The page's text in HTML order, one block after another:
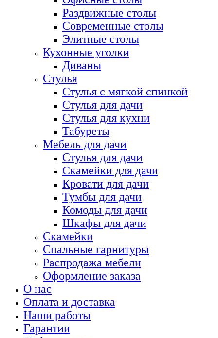
Раздвижные столы
Современные столы
Элитные столы
Кухонные уголки
Диваны
Стулья
Стулья с мягкой спинкой
Стулья для дачи
Стулья для кухни
Табуреты
Мебель для дачи
Стулья для дачи
Скамейки для дачи
Кровати для дачи
Тумбы для дачи
Комоды для дачи
Шкафы для дачи
Скамейки
Спальные гарнитуры
Распродажа мебели
Оформление заказа
О нас
Оплата и доставка
Наши работы
Гарантии